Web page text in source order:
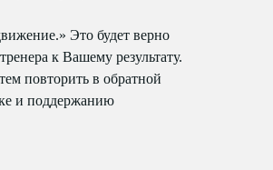
Это будет верно
к Вашему результату.
повторить в обратной
и поддержанию